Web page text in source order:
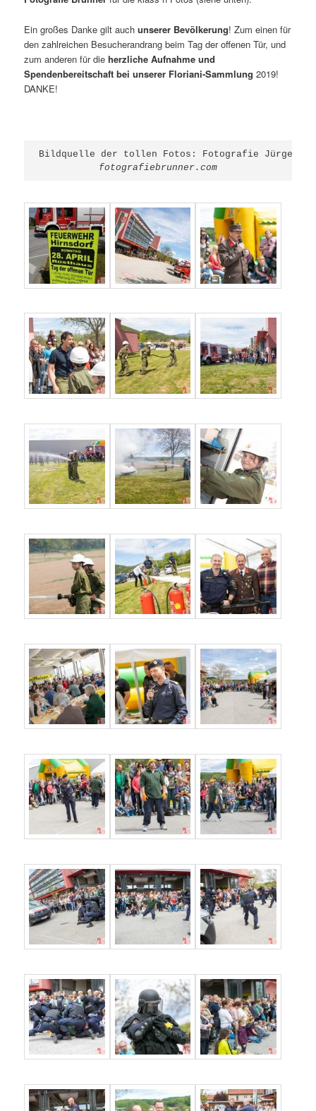
Ein großes Danke gilt auch unserer Bevölkerung! Zum einen für
den zahlreichen Besucherandrang beim Tag der offenen Tür, und
zum anderen für dieherzliche Aufnahme und
Spendenbereitschaft bei unserer Floriani-Sammlung 2019!
DANKE!
fotografiebrunner.com